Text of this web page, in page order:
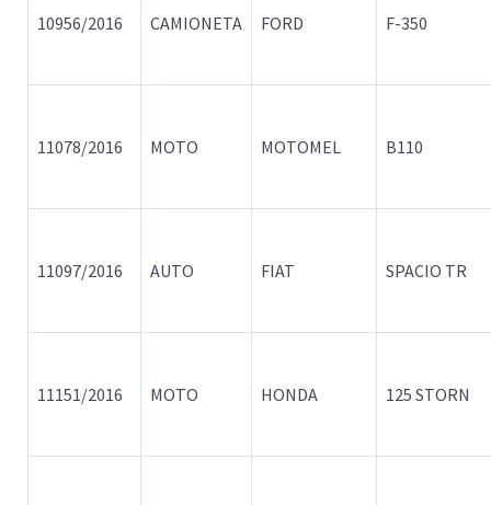
10956/2016 CAMIONETA FORD F-350
11078/2016 MOTO MOTOMEL B110
11097/2016 AUTO FIAT SPACIO TR
11151/2016 MOTO HONDA 125 STORN